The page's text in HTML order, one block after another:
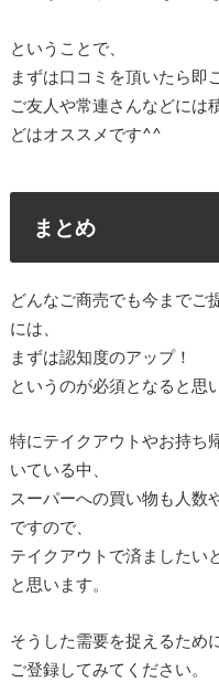
ということで、
まずは口コミを頂いたら即
ご友人や常連さんなどには
どはオススメです^^
まとめ
どんなご商売でも今までご
には、
まずは認知度のアップ！
というのが必須となると思
特にテイクアウトやお持ち
いている中、
スーパーへの買い物も人数
ですので、
テイクアウトで済ましたい
と思います。
そうした需要を捉えるため
ご登録してみてください。